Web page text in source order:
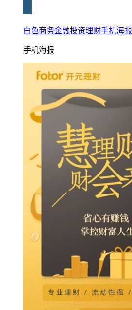
白色商务金融投资理财手机海报
手机海报